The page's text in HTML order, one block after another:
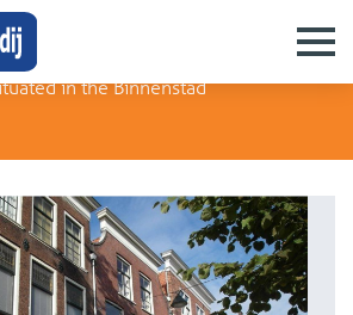
in the Binnenstad